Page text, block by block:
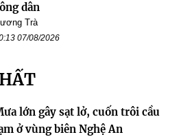
dân
Trà
07/08/2026
lớn gây sạt lở, cuốn trôi cầu
ở vùng biên Nghệ An